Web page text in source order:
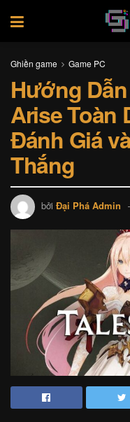
Ghiền game Game PC
Hướng
Arise Toàn
Đánh Giá
Thắng
bởi Đại Phá Admin